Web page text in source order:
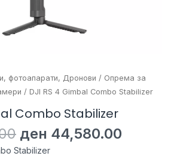
фотоапарати, Дронови / Опрема за
/ DJI RS 4 Gimbal Combo Stabilizer
Combo Stabilizer
Original
price
ден 44,580.00
Stabilizer